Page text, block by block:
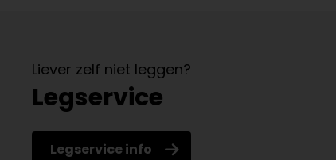
Liever zelf niet leggen?
Legservice
Legservice info